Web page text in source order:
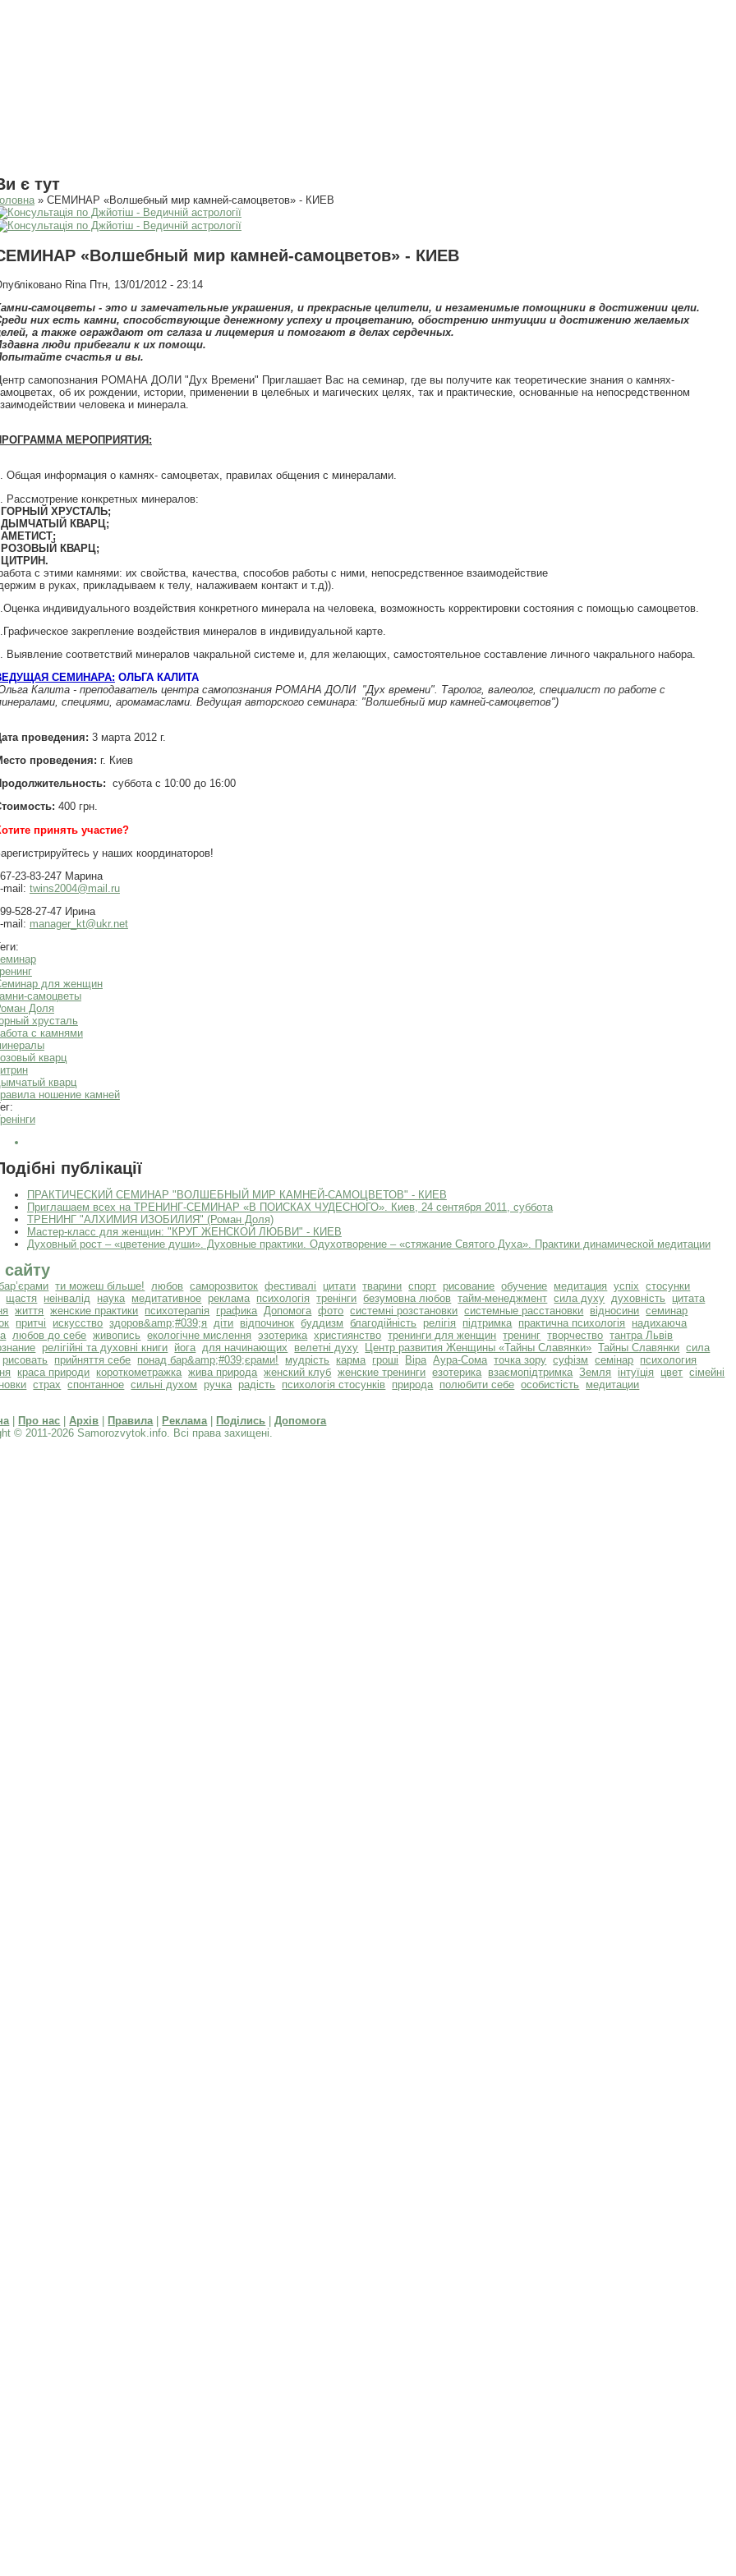
є тут
» СЕМИНАР «Волшебный мир камней-самоцветов» - КИЕВ
«Волшебный мир камней-самоцветов» - КИЕВ
RinaПтн, 13/01/2012 - 23:14
самоцветы - это и замечательные украшения, и прекрасные целители, и незаменимые помощники в достижении цели.
них есть камни, способствующие денежному успеху и процветанию, обострению интуиции и достижению желаемых
а также ограждают от сглаза и лицемерия и помогают в делах сердечных.
люди прибегали к их помощи.
счастья и вы.
самопознания РОМАНА ДОЛИ "Дух Времени" Приглашает Вас на семинар, где вы получите как теоретические знания о камнях-
об их рождении, истории, применении в целебных и магических целях, так и практические, основанные на непосредственном
человека и минерала.
МЕРОПРИЯТИЯ:
Общая информация о камнях- самоцветах, правилах общения с минералами.
Рассмотрение конкретных минералов:
ГОРНЫЙ ХРУСТАЛЬ;
ДЫМЧАТЫЙ КВАРЦ;
АМЕТИСТ;
РОЗОВЫЙ КВАРЦ;
ЦИТРИН.
с этими камнями: их свойства, качества, способов работы с ними, непосредственное взаимодействие
в руках, прикладываем к телу, налаживаем контакт и т.д)).
индивидуального воздействия конкретного минерала на человека, возможность корректировки состояния с помощью самоцветов.
закрепление воздействия минералов в индивидуальной карте.
Выявление соответствий минералов чакральной системе и, для желающих, самостоятельное составление личного чакрального набора.
СЕМИНАРА: ОЛЬГА КАЛИТА
Калита - преподаватель центра самопознания РОМАНА ДОЛИ "Дух времени". Таролог, валеолог, специалист по работе с
специями, аромамаслами. Ведущая авторского семинара: "Волшебный мир камней-самоцветов")
проведения: 3 марта 2012 г.
проведения: г. Киев
суббота с 10:00 до 16:00
400 грн.
принять участие?
у наших координаторов!
23-83-247 Марина
mail: twins2004@mail.ru
528-27-47 Ирина
mail: manager_kt@ukr.net
для женщин
самоцветы
Доля
хрусталь
с камнями
кварц
кварц
ношение камней
публікації
ПРАКТИЧЕСКИЙ СЕМИНАР "ВОЛШЕБНЫЙ МИР КАМНЕЙ-САМОЦВЕТОВ" - КИЕВ
Приглашаем всех на ТРЕНИНГ-СЕМИНАР «В ПОИСКАХ ЧУДЕСНОГО». Киев, 24 сентября 2011, суббота
ТРЕНИНГ "АЛХИМИЯ ИЗОБИЛИЯ" (Роман Доля)
Мастер-класс для женщин: "КРУГ ЖЕНСКОЙ ЛЮБВИ" - КИЕВ
Духовный рост – «цветение души». Духовные практики. Одухотворение – «стяжание Святого Духа». Практики динамической медитации
сайту
ти можеш більше! любов саморозвиток фестивалі цитати тварини спорт рисование обучение медитация успіх
стосунки
щастя неінвалід наука медитативное реклама психологія тренінги безумовна любов тайм-менеджмент сила духу духовність
цитата
життя женские практики психотерапія графика Допомога фото системні розстановки системные расстановки відносини семинар
притчі искусство здоров&amp;#039;я діти відпочинок буддизм благодійність релігія підтримка практична психологія
надихаюча
любов до себе живопись екологічне мислення эзотерика християнство тренинги для женщин тренинг творчество тантра Львів
релігійні та духовні книги йога для начинающих велетні духу Центр развития Женщины «Тайны Славянки» Тайны Славянки сила
рисовать прийняття себе понад бар&amp;#039;єрами! мудрість карма гроші Віра Аура-Сома точка зору суфізм семінар психология
краса природи короткометражка жива природа женский клуб женские тренинги езотерика взаємопідтримка Земля інтуїція цвет сімейні
страх спонтанное сильні духом ручка радість психологія стосунків природа полюбити себе особистість
медитации
| Про нас |Архів | Правила | Реклама | Поділись |Допомога
© 2011-2026 Samorozvytok.info. Всі права захищені.